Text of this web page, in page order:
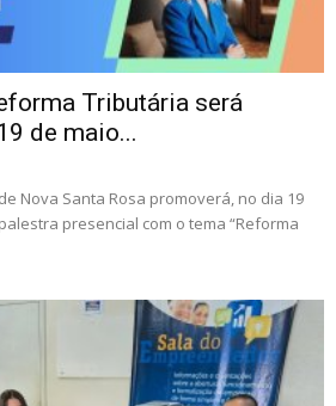
Tributária será
de maio...
Nova Santa Rosa promoverá, no dia 19
presencial com o tema “Reforma